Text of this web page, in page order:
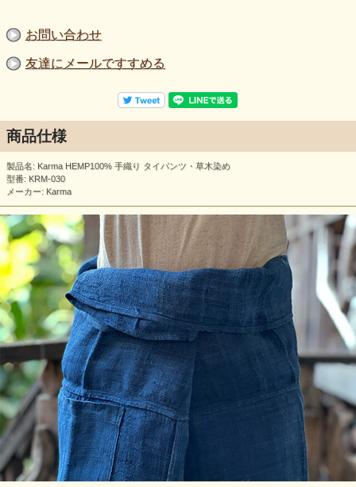
お問い合わせ
友達にメールですすめる
商品仕様
製品名: Karma HEMP100% 手織り タイパンツ・草木染め
型番: KRM-030
メーカー: Karma